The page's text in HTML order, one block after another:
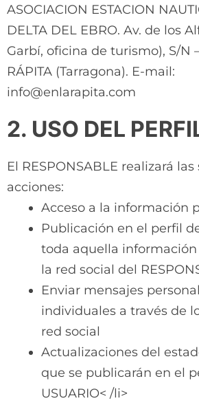
ASOCIACION ESTACION
DELTA DEL EBRO. Av. de los
Garbí, oficina de turismo), S/N
RÁPITA (Tarragona). E-mail:
info@enlarapita.com
2. USO DEL
El RESPONSABLE realizará
acciones:
Acceso a la información
Publicación en el perfil
toda aquella
la red social del
Enviar mensajes
individuales a través de
red social
Actualizaciones del
que se publicarán en el
USUARIO< /li>